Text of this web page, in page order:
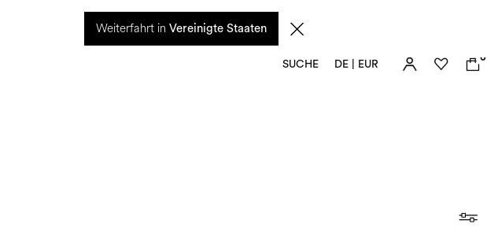
Weiterfahrt in Vereinigte Staaten
nicht erreichbar. Alle in diesem Zeitraum eingehenden Anfragen sowie mögliche Versandverzögerungen
SUCHE DE | EUR
0